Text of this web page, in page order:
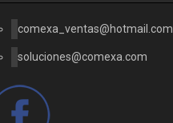
comexa_ventas@hotmail.com
soluciones@comexa.com